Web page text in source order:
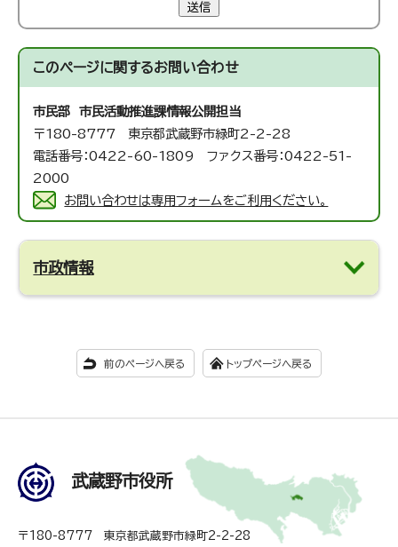
送信
このページに関するお問い合わせ
市民部 市民活動推進課情報公開担当
〒180-8777 東京都武蔵野市緑町2-2-28
電話番号：0422-60-1809 ファクス番号：0422-51-
2000
お問い合わせは専用フォームをご利用ください。
市政情報
前のページへ戻る トップページへ戻る
武蔵野市役所
〒180-8777 東京都武蔵野市緑町2-2-28